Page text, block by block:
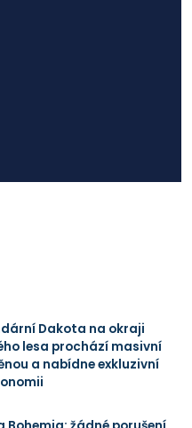
Dakota na okraji
lesa prochází masivní
a nabídne exkluzivní